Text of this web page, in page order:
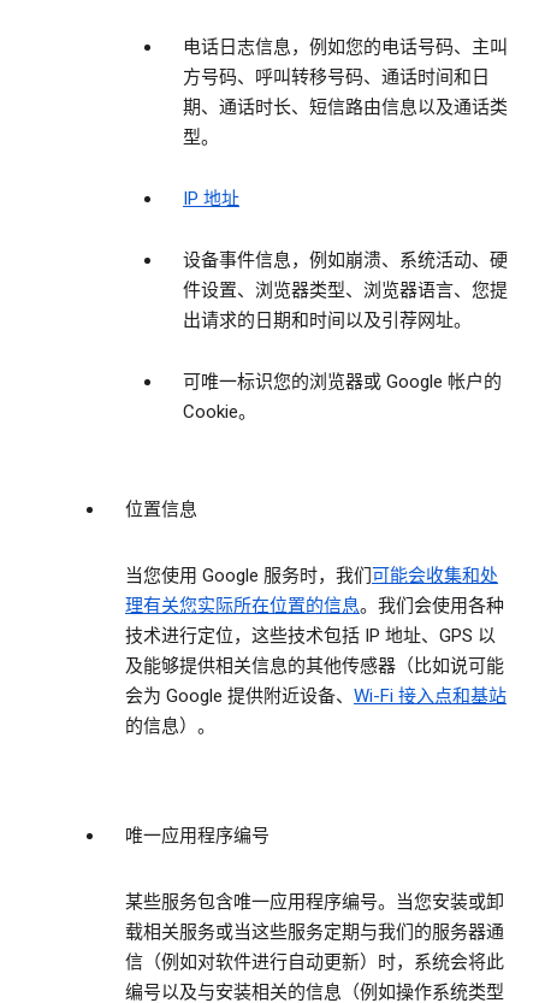
电话日志信息，例如您的电话号码、主叫
方号码、呼叫转移号码、通话时间和日
期、通话时长、短信路由信息以及通话类
型。
IP 地址
设备事件信息，例如崩溃、系统活动、硬
件设置、浏览器类型、浏览器语言、您提
出请求的日期和时间以及引荐网址。
可唯一标识您的浏览器或 Google 帐户的
Cookie。
位置信息
当您使用 Google 服务时，我们可能会收集和处
理有关您实际所在位置的信息。我们会使用各种
技术进行定位，这些技术包括 IP 地址、GPS 以
及能够提供相关信息的其他传感器（比如说可能
会为 Google 提供附近设备、 Wi-Fi 接入点和基站
的信息）。
唯一应用程序编号
某些服务包含唯一应用程序编号。当您安装或卸
载相关服务或当这些服务定期与我们的服务器通
信（例如对软件进行自动更新）时，系统会将此
编号以及与安装相关的信息（例如操作系统类型